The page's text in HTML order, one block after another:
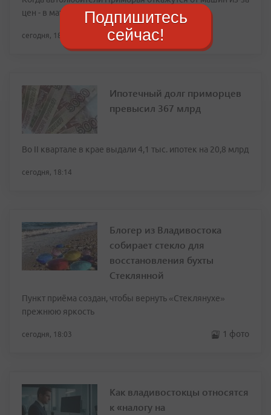
цен - в материале РИА VladNews
сегодня, 18:27
Ипотечный долг приморцев
превысил 367 млрд
Во II квартале в крае выдали 4,1 тыс. ипотек на 20,8 млрд
сегодня, 18:14
Блогер из Владивостока
собирает стекло для
восстановления бухты
Стеклянной
Пункт приёма создан, чтобы вернуть «Стеклянухе»
прежнюю яркость
сегодня, 18:03 1 фото
Как владивостокцы относятся
к «налогу на
Подпишитесь
сейчас!